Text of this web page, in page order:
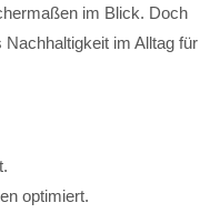
im Blick. Doch
im Alltag für
optimiert.